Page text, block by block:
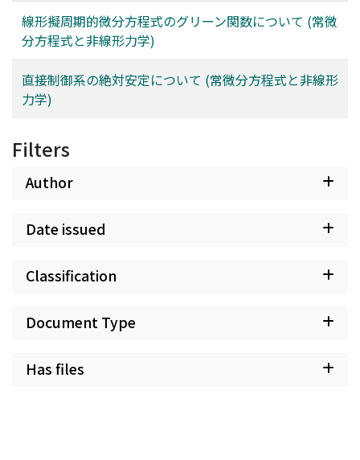
線形擬周期的微分方程式のグリーン関数について (常微
分方程式と非線形力学)
直接制御系の絶対安定について (常微分方程式と非線形
力学)
Filters
Author
Date issued
Classification
Document Type
Has files